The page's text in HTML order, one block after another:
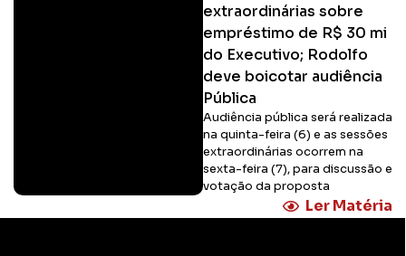
extraordinárias sobre
empréstimo de R$ 30 mi
do Executivo; Rodolfo
deve boicotar audiência
Pública
Audiência pública será realizada
na quinta-feira (6) e as sessões
extraordinárias ocorrem na
sexta-feira (7), para discussão e
votação da proposta
Ler Matéria